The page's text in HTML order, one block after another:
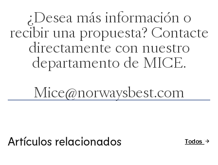
¿Desea más información o
recibir una propuesta? Contacte
directamente con nuestro
departamento de MICE.
Mice@norwaysbest.com
Artículos relacionados Todos los